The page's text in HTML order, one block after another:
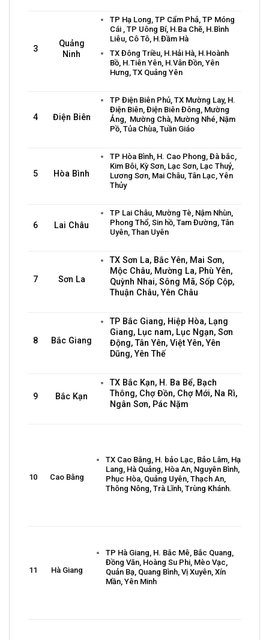
3
Quảng
Ninh
TP Hạ Long, TP Cẩm Phả, TP Móng
Cái , TP Uông Bí, H.Ba Chẽ, H.Bình
Liêu, Cô Tô, H.Đầm Hà
TX Đông Triều, H.Hải Hà, H.Hoành
Bồ, H.Tiên Yên, H.Vân Đồn, Yên
Hưng, TX Quảng Yên
4 Điện Biên
TP Điện Biên Phủ, TX Mường Lay, H.
Điện Biên, Điện Biên Đông, Mường
Ảng, Mường Chà, Mường Nhé, Nậm
Pồ, Tủa Chùa, Tuần Giáo
5 Hòa Bình
TP Hòa Bình, H. Cao Phong, Đà bắc,
Kim Bôi, Kỳ Sơn, Lạc Sơn, Lạc Thuỷ,
Lương Sơn, Mai Châu, Tân Lạc, Yên
Thủy
6 Lai Châu
TP Lai Châu, Mường Tè, Nậm Nhùn,
Phong Thổ, Sin hồ, Tam Đường, Tân
Uyên, Than Uyên
7 Sơn La
TX Sơn La, Bắc Yên, Mai Sơn,
Mộc Châu, Mường La, Phù Yên,
Quỳnh Nhai, Sông Mã, Sốp Cộp,
Thuận Châu, Yên Châu
8 Bắc Giang
TP Bắc Giang, Hiệp Hòa, Lạng
Giang, Lục nam, Lục Ngạn, Sơn
Động, Tân Yên, Việt Yên, Yên
Dũng, Yên Thế
9 Bắc Kạn
TX Bắc Kạn, H. Ba Bể, Bạch
Thông, Chợ Đồn, Chợ Mới, Na Rì,
Ngân Sơn, Pác Nặm
10 Cao Bằng
TX Cao Bằng, H. bảo Lạc, Bảo Lâm, Hạ
Lang, Hà Quảng, Hòa An, Nguyên Bình,
Phục Hòa, Quảng Uyên, Thạch An,
Thông Nông, Trà Lĩnh, Trùng Khánh.
11 Hà Giang
TP Hà Giang, H. Bắc Mê, Bắc Quang,
Đồng Văn, Hoàng Su Phi, Mèo Vạc,
Quản Bạ, Quang Bình, Vị Xuyên, Xín
Mần, Yên Minh